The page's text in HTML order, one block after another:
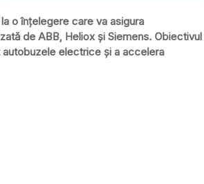
o înțelegere care va asigura
de ABB, Heliox și Siemens. Obiectivul
electrice și a accelera